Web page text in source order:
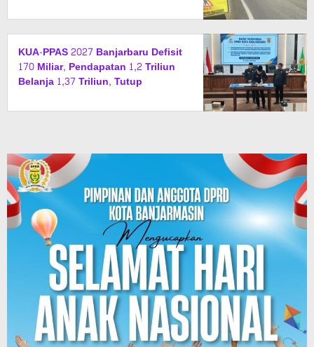
KUA-PPAS 2027 Banjarbaru Defisit
170 Miliar, Pendapatan 1,2 Triliun
Belanja 1,37 Triliun, Tutup